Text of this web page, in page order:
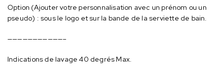
Option (Ajouter votre personnalisation avec un prénom ou un
pseudo) : sous le logo et sur la bande de la serviette de bain.
———————————–
Indications de lavage 40 degrés Max.